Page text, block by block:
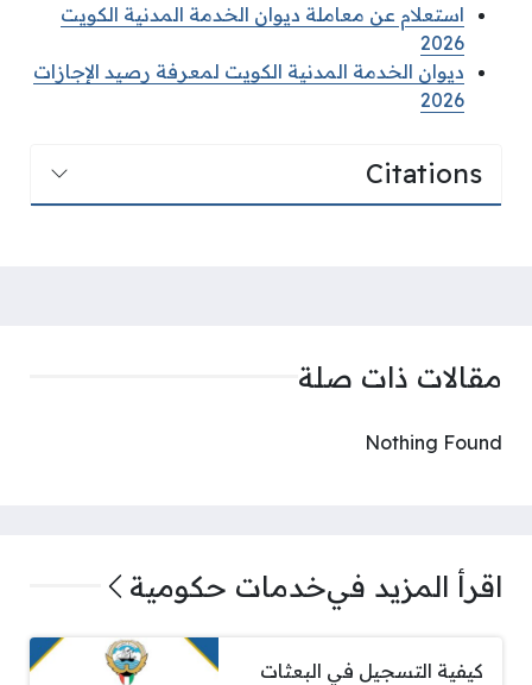
استعلام عن معاملة ديوان الخدمة المدنية الكويت
2026
ديوان الخدمة المدنية الكويت لمعرفة رصيد الإجازات
2026
Citations
مقالات ذات صلة
Nothing Found
اقرأ المزيد فيخدمات حكومية
كيفية التسجيل في البعثات